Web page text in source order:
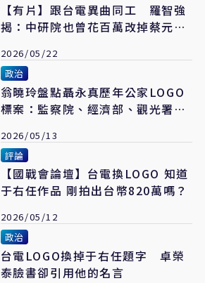
【有片】跟台電異曲同工 羅智強
揭：中研院也曾花百萬改掉蔡元培
2026/05/22
政治
翁曉玲盤點聶永真歷年公家LOGO
標案：監察院、經濟部、觀光署
2026/05/13
評論
【國戰會論壇】台電換LOGO 知道
于右任作品 剛拍出台幣820萬嗎？
2026/05/12
政治
台電LOGO換掉于右任題字 卓榮
泰臉書卻引用他的名言